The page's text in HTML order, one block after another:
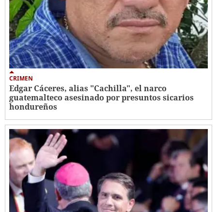
CRIMEN
Edgar Cáceres, alias "Cachilla", el narco
guatemalteco asesinado por presuntos sicarios
hondureños